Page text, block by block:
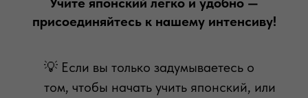
присоединяйтесь к нашему интенсиву!
💡 Если вы только задумываетесь о
том, чтобы начать учить японский, или